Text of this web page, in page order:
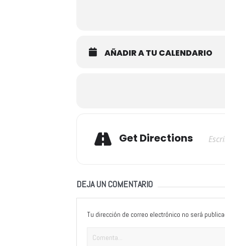
AÑADIR A TU CALENDARIO
Get Directions
DEJA UN COMENTARIO
Tu dirección de correo electrónico no será